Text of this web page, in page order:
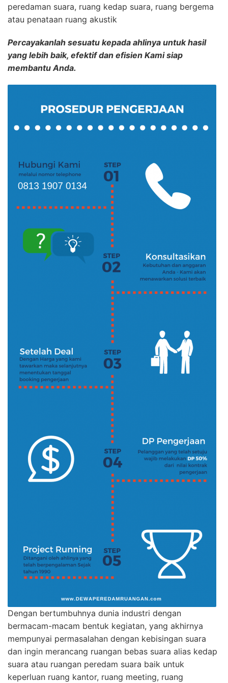
peredaman suara, ruang kedap suara, ruang bergema
atau penataan ruang akustik
Percayakanlah sesuatu kepada ahlinya untuk hasil
yang lebih baik, efektif dan efisien Kami siap
membantu Anda.
Dengan bertumbuhnya dunia industri dengan
bermacam-macam bentuk kegiatan, yang akhirnya
mempunyai permasalahan dengan kebisingan suara
dan ingin merancang ruangan bebas suara alias kedap
suara atau ruangan peredam suara baik untuk
keperluan ruang kantor, ruang meeting, ruang